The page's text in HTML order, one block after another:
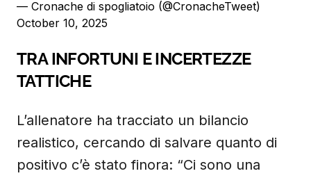
— Cronache di spogliatoio (@CronacheTweet)
October 10, 2025
TRA INFORTUNI E INCERTEZZE
TATTICHE
L’allenatore ha tracciato un bilancio
realistico, cercando di salvare quanto di
positivo c’è stato finora: “Ci sono una